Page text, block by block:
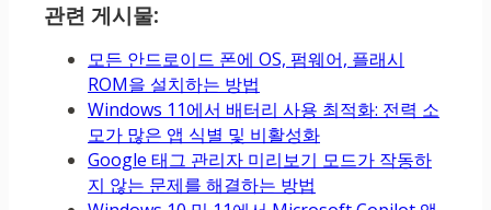
관련 게시물:
모든 안드로이드 폰에 OS, 펌웨어, 플래시
ROM을 설치하는 방법
Windows 11에서 배터리 사용 최적화: 전력 소
모가 많은 앱 식별 및 비활성화
Google 태그 관리자 미리보기 모드가 작동하
지 않는 문제를 해결하는 방법